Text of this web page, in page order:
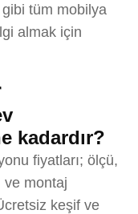
tüm mobilya
almak için
kadardır?
fiyatları; ölçü,
ve montaj
keşif ve